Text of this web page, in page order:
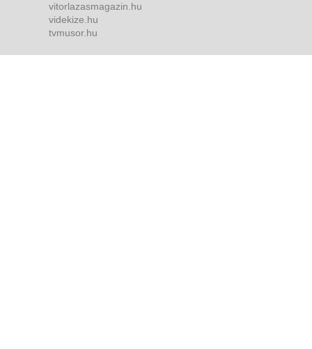
vitorlazasmagazin.hu
videkize.hu
tvmusor.hu